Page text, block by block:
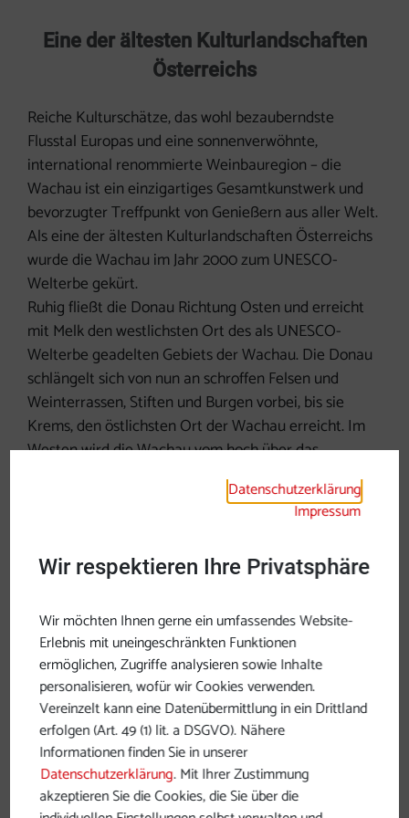
Eine der ältesten Kulturlandschaften
Österreichs
Reiche Kulturschätze, das wohl bezauberndste
Flusstal Europas und eine sonnenverwöhnte,
international renommierte Weinbauregion – die
Wachau ist ein einzigartiges Gesamtkunstwerk und
bevorzugter Treffpunkt von Genießern aus aller Welt.
Als eine der ältesten Kulturlandschaften Österreichs
wurde die Wachau im Jahr 2000 zum UNESCO-
Welterbe gekürt.
Ruhig fließt die Donau Richtung Osten und erreicht
mit Melk den westlichsten Ort des als UNESCO-
Welterbe geadelten Gebiets der Wachau. Die Donau
schlängelt sich von nun an schroffen Felsen und
Weinterrassen, Stiften und Burgen vorbei, bis sie
Krems, den östlichsten Ort der Wachau erreicht. Im
Westen wird die Wachau vom hoch über das
Donautal ragenden Barockstift Melk begrenzt, im
Osten thront Österreichs „Montecassino“ – das
prachtvolle Stift Göttweig. Am Nordufer faszinieren
Weißenkirchen. Die bekannteste Ansicht der Wachau
Turm der Stiftskirche von Dürnstein. Hier befindet
sich auch die Ruine jener Burg, in der Richard
Löwenherz nach seiner Gefangennahme 1192 lange
Zeit eingekerkert und der Sage nach vom Sänger
Blondel gefunden worden war.
Datenschutzerklärung
Impressum
Wir respektieren Ihre Privatsphäre
Wir möchten Ihnen gerne ein umfassendes Website-
Erlebnis mit uneingeschränkten Funktionen
ermöglichen, Zugriffe analysieren sowie Inhalte
personalisieren, wofür wir Cookies verwenden.
Vereinzelt kann eine Datenübermittlung in ein Drittland
erfolgen (Art. 49 (1) lit. a DSGVO). Nähere
Informationen finden Sie in unserer
Datenschutzerklärung. Mit Ihrer Zustimmung
akzeptieren Sie die Cookies, die Sie über die